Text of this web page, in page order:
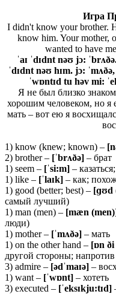
Игра
I didn't know your brother.
know him. Your mother,
wanted to have
ˈaɪ ˈdɪdnt nəʊ jɔ:
ˈdɪdnt nəʊ hɪm. jɔ:
ˈwɒntɪd tu həv mi:
Я не был близко
хорошим человеком, но я
мать – вот ею я
1) know (knew; known) –
2) brother – [ˈbrʌðə] – брат
1) seem – [ˈsi:m] –
1) like – [ˈlaɪk] – как;
1) good (better; best) – [ɡʊd
самый лучший)
1) man (men) – [mæn (
люди)
1) mother – [ˈmʌðə] – мать
1) on the other hand – [ɒn ði
другой стороны; напротив
3) admire – [ədˈmaɪə] –
1) want – [ˈwɒnt] – хотеть
3) executed – [ˈeksɪkju:tɪd]